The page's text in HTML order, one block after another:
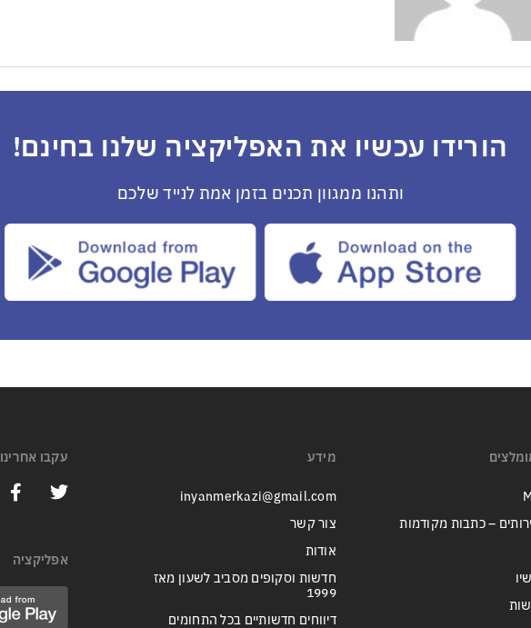
הורידו עכשיו את האפליקציה שלנו בחינם!
ותהנו ממגוון תכנים בזמן אמת לנייד שלכם
– כתבות מקודמות
מידע
inyanmerkazi@gmail.com
צור קשר
אודות
חדשות וסקופים מסביב לשעון מאז
1999
דיווחים חדשותיים בכל התחומים
עקבו אחרינו
אפליקציה